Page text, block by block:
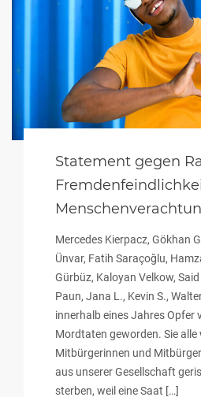
Statement gegen
Mercedes Kierpacz, Gökhan
Ünvar, Fatih Saraçoğlu,
Gürbüz, Kaloyan Velkow,
Paun, Jana L., Kevin S.,
innerhalb eines Jahres Opfer
Mordtaten geworden. Sie alle
Mitbürgerinnen und
aus unserer Gesellschaft
sterben, weil eine Saat […]